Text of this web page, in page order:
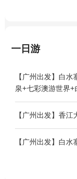
一日游
【广州出发】白
泉+七彩澳游世界
【广州出发】香
【广州出发】白